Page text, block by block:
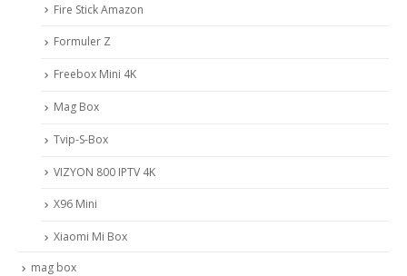
Fire Stick Amazon
Formuler Z
Freebox Mini 4K
Mag Box
Tvip-S-Box
VIZYON 800 IPTV 4K
X96 Mini
Xiaomi Mi Box
mag box